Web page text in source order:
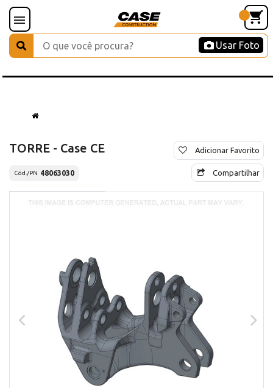
Usar Foto
TORRE - Case CE
Cód./PN 48063030
Adicionar Favorito
Compartilhar